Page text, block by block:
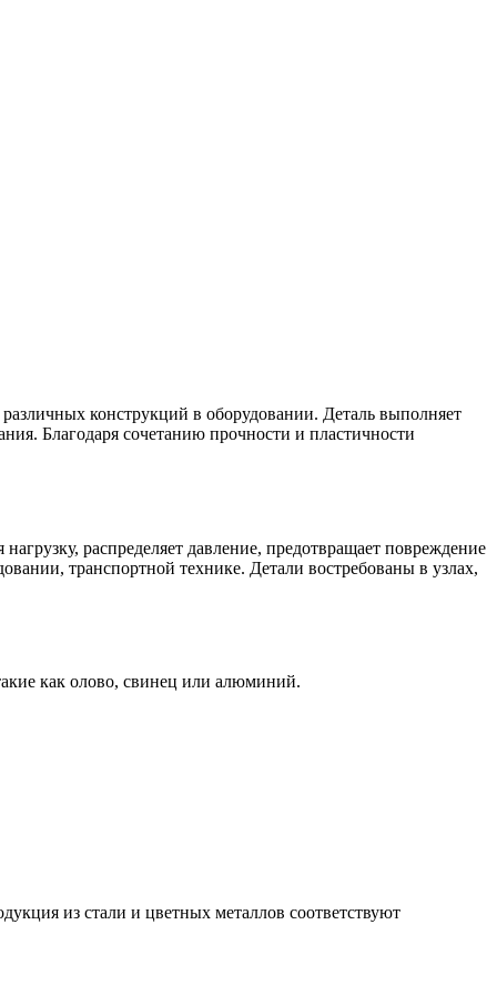
конструкций в оборудовании. Деталь выполняет
Благодаря сочетанию прочности и пластичности
распределяет давление, предотвращает повреждение
транспортной технике. Детали востребованы в узлах,
как олово, свинец или алюминий.
из стали и цветных металлов соответствуют